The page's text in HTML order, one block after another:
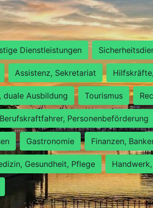
Dienstleistungen
Assistenz, Sekretariat
duale Ausbildung Tourismus
Berufskraftfahrer, Personenbeförderung
Gastronomie Finanzen,
Gesundheit, Pflege